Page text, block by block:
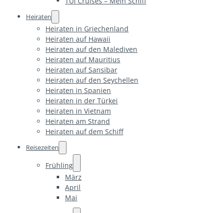
Heiraten
Heiraten in Griechenland
Heiraten auf Hawaii
Heiraten auf den Malediven
Heiraten auf Mauritius
Heiraten auf Sansibar
Heiraten auf den Seychellen
Heiraten in Spanien
Heiraten in der Türkei
Heiraten in Vietnam
Heiraten am Strand
Heiraten auf dem Schiff
Reisezeiten
Frühling
März
April
Mai